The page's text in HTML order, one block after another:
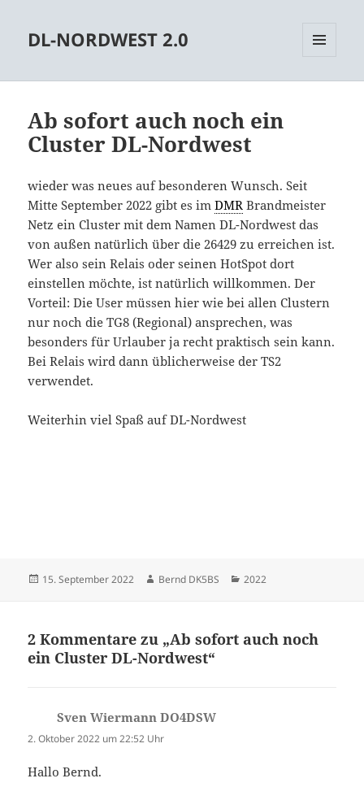
DL-NORDWEST 2.0
Ab sofort auch noch ein
Cluster DL-Nordwest
wieder was neues auf besonderen Wunsch. Seit
Mitte September 2022 gibt es imDMR Brandmeister
Netz ein Cluster mit dem Namen DL-Nordwest das
von außen natürlich über die 26429 zu erreichen ist.
Wer also sein Relais oder seinen HotSpot dort
einstellen möchte, ist natürlich willkommen. Der
Vorteil: Die User müssen hier wie bei allen Clustern
nur noch die TG8 (Regional) ansprechen, was
besonders für Urlauber ja recht praktisch sein kann.
Bei Relais wird dann üblicherweise der TS2
verwendet.
Weiterhin viel Spaß auf DL-Nordwest
Veröffentlicht
15. September 2022 Autor
Bernd DK5BS Kategorien
2022
2 Kommentare zu „Ab sofort auch noch
ein Cluster DL-Nordwest“
Sven Wiermann DO4DSW
2. Oktober 2022 um 22:52 Uhr
Hallo Bernd.